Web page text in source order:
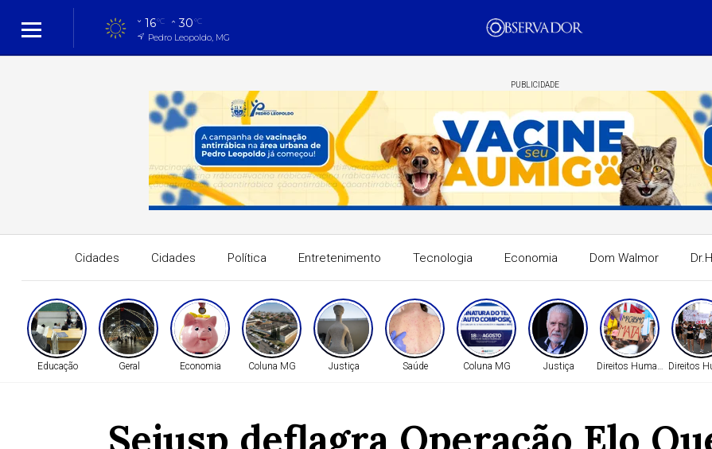
16°C 30°C
Pedro Leopoldo, MG
PUBLICIDADE
Cidades Cidades Política Entretenimento Tecnologia Economia Dom Walmor
Educação Geral Economia Coluna MG Justiça Saúde Coluna MG Justiça Direitos HumanosDireitos
Sejusp deflagra Operação Elo